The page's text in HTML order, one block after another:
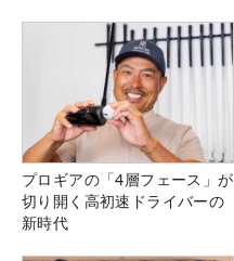
プロギアの「4層フェース」が
切り開く高初速ドライバーの
新時代